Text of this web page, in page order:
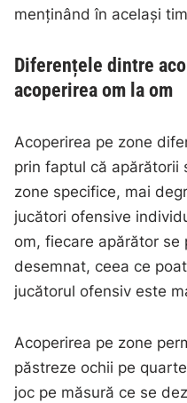
menținând în același
Diferențele dintre
acoperirea om la om
Acoperirea pe zone
prin faptul că apărătorii
zone specifice, mai
jucători ofensive
om, fiecare apărător
desemnat, ceea ce
jucătorul ofensiv este
Acoperirea pe zone
păstreze ochii pe
joc pe măsură ce se